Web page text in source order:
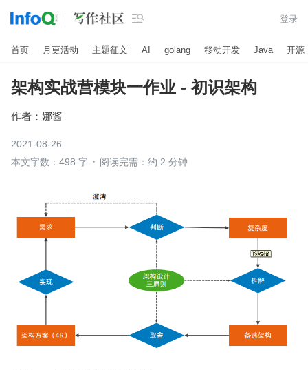
 登录
首页 月更活动 主题征文 AI golang 移动开发 Java 开源
架构实战营模块一作业 - 初识架构
作者： 娜酱
2021-08-26
本文字数：498 字
阅读完需：约 2 分钟